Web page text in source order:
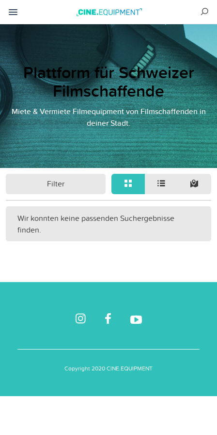
Plattform für Schweizer
Filmschaffende
Miete & Vermiete Filmequipment von Filmschaffenden in
deiner Stadt.
Filter
Wir konnten keine passenden Suchergebnisse
finden.
Copyright 2020 CINE.EQUIPMENT